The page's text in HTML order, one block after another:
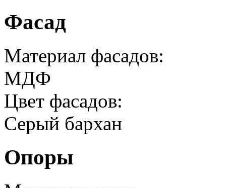
Фасад
Материал фасадов:
МДФ
Цвет фасадов:
Серый бархан
Опоры